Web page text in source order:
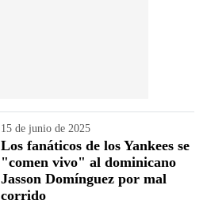
15 de junio de 2025
Los fanáticos de los Yankees se
"comen vivo" al dominicano
Jasson Domínguez por mal
corrido